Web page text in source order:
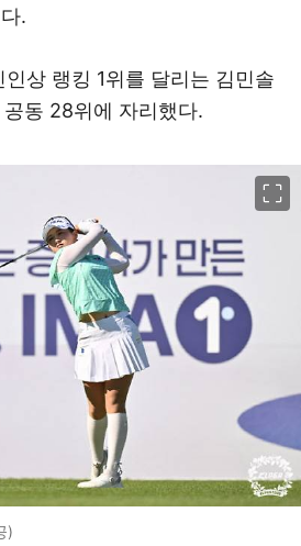
.
인상 랭킹 1위를 달리는 김민솔
동 28위에 자리했다.
)